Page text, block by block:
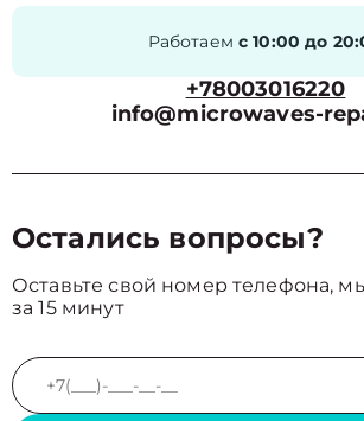
Работаем с 10:00 до
+78003016220
info@microwaves-
Остались вопросы?
Оставьте свой номер телефона,
за 15 минут